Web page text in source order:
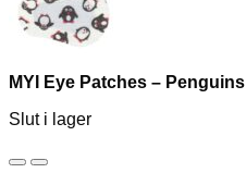
MYI Eye Patches – Penguins
Slut i lager